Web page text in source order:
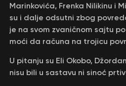
Marinkovića, Frenka Nilikinu i
su i dalje odsutni zbog
je na svom zvaničnom sajtu
moći da računa na trojicu
U pitanju su Eli Okobo,
nisu bili u sastavu ni sinoć